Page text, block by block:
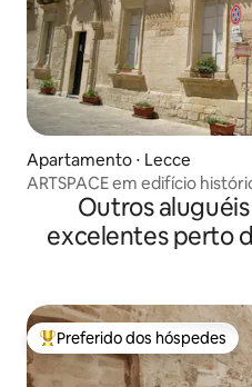
Apartamento ⋅ Lecce
ARTSPACE em edifício
Outros
excelentes perto
Entre os melhores preferidos
Preferido dos hóspedes